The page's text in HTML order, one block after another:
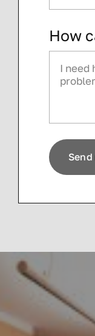
How